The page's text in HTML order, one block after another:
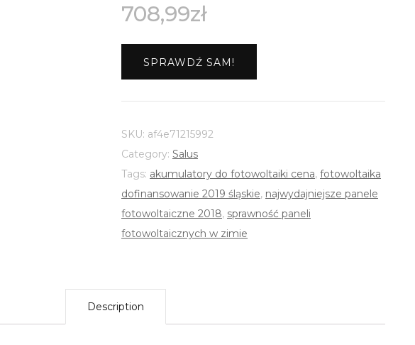
708,99zł
SPRAWDŹ SAM!
SKU: af4e71215992
Category: Salus
Tags: akumulatory do fotowoltaiki cena, fotowoltaika
dofinansowanie 2019 śląskie, najwydajniejsze panele
fotowoltaiczne 2018, sprawność paneli
fotowoltaicznych w zimie
Description